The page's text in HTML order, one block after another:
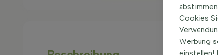
Cookies
Werbung
einstellen!